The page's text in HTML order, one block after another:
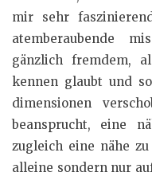
mir sehr
atemberaubende
gänzlich fremdem,
kennen glaubt und
dimensionen
beansprucht, eine
zugleich eine nähe
alleine sondern nur